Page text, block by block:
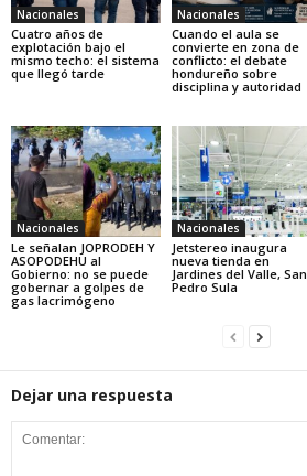
Nacionales
Cuatro años de
explotación bajo el
mismo techo: el sistema
que llegó tarde
Nacionales
Cuando el aula se
convierte en zona de
conflicto: el debate
hondureño sobre
disciplina y autoridad
Nacionales
Le señalan JOPRODEH Y
ASOPODEHU al
Gobierno: no se puede
gobernar a golpes de
gas lacrimógeno
Nacionales
Jetstereo inaugura
nueva tienda en
Jardines del Valle, San
Pedro Sula
Dejar una respuesta